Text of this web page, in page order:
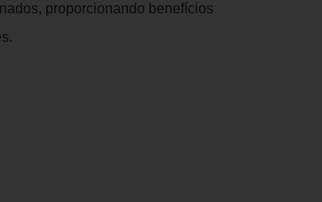
proporcionando benefícios